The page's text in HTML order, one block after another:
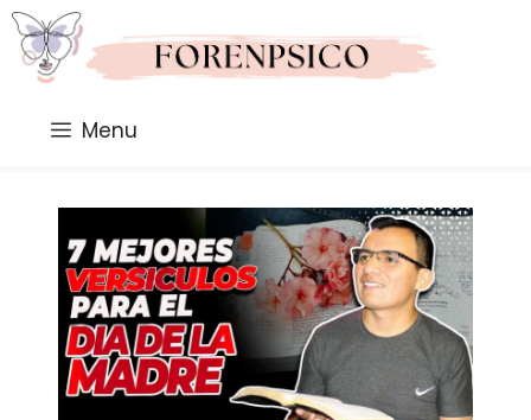
Saltar
al
contenido
Menu